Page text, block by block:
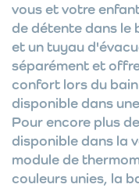
vous et votre
de détente dans le
et un tuyau
séparément et
confort lors du
disponible dans
Pour encore plus
disponible dans la
module de
couleurs unies, la